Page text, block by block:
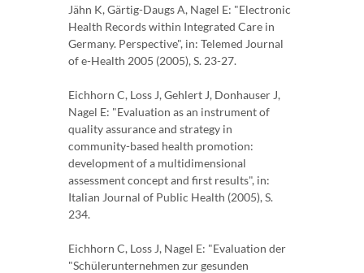
Jähn K, Gärtig-Daugs A, Nagel E: "Electronic
Health Records within Integrated Care in
Germany. Perspective", in: Telemed Journal
of e-Health 2005 (2005), S. 23-27.
Eichhorn C, Loss J, Gehlert J, Donhauser J,
Nagel E: "Evaluation as an instrument of
quality assurance and strategy in
community-based health promotion:
development of a multidimensional
assessment concept and first results", in:
Italian Journal of Public Health (2005), S.
234.
Eichhorn C, Loss J, Nagel E: "Evaluation der
"Schülerunternehmen zur gesunden